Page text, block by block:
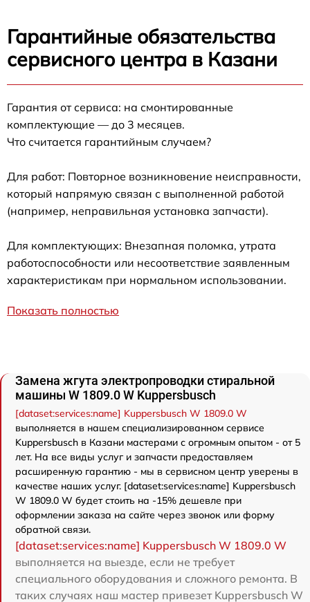
Гарантийные обязательства
сервисного центра в Казани
Гарантия от сервиса: на смонтированные
комплектующие — до 3 месяцев.
Что считается гарантийным случаем?
Для работ: Повторное возникновение неисправности,
который напрямую связан с выполненной работой
(например, неправильная установка запчасти).
Для комплектующих: Внезапная поломка, утрата
работоспособности или несоответствие заявленным
характеристикам при нормальном использовании.
Показать полностью
Замена жгута электропроводки стиральной
машины W 1809.0 W Kuppersbusch
[dataset:services:name] Kuppersbusch W 1809.0 W
выполняется в нашем специализированном сервисе
Kuppersbusch в Казани мастерами с огромным опытом - от 5
лет. На все виды услуг и запчасти предоставляем
расширенную гарантию - мы в сервисном центр уверены в
качестве наших услуг. [dataset:services:name] Kuppersbusch
W 1809.0 W будет стоить на -15% дешевле при
оформлении заказа на сайте через звонок или форму
обратной связи.
[dataset:services:name] Kuppersbusch W 1809.0 W
выполняется на выезде, если не требует
специального оборудования и сложного ремонта. В
таких случаях наш мастер привезет Kuppersbusch W